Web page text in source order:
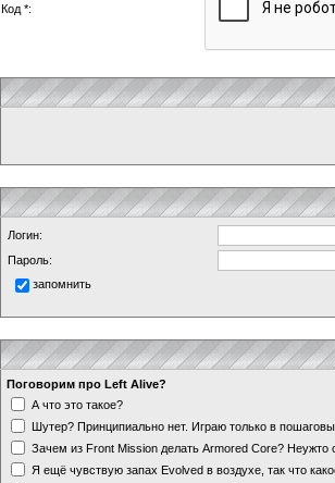
Код *:
Логин:
Пароль:
запомнить
Поговорим про Left Alive?
А что это такое?
Шутер? Принципиально нет. Играю только в
Зачем из Front Mission делать Armored Core? Неужто
Я ещё чувствую запах Evolved в воздухе, так что